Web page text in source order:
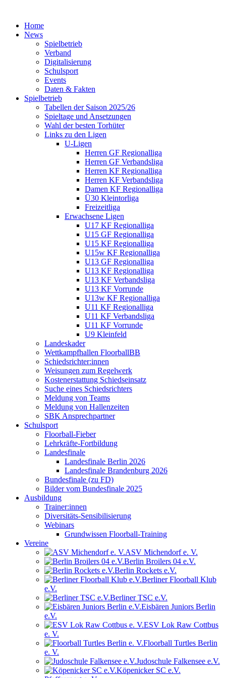
Home
News
Spielbetrieb
Verband
Digitalisierung
Schulsport
Events
Daten & Fakten
Spielbetrieb
Tabellen der Saison 2025/26
Spieltage und Ansetzungen
Wahl der besten Torhüter
Links zu den Ligen
U-Ligen
Herren GF Regionalliga
Herren GF Verbandsliga
Herren KF Regionalliga
Herren KF Verbandsliga
Damen KF Regionalliga
Ü30 Kleintorliga
Freizeitliga
Erwachsene Ligen
U17 KF Regionalliga
U15 GF Regionalliga
U15 KF Regionalliga
U15w KF Regionalliga
U13 GF Regionalliga
U13 KF Regionalliga
U13 KF Verbandsliga
U13 KF Vorrunde
U13w KF Regionalliga
U11 KF Regionalliga
U11 KF Verbandsliga
U11 KF Vorrunde
U9 Kleinfeld
Landeskader
Wettkampfhallen FloorballBB
Schiedsrichter:innen
Weisungen zum Regelwerk
Kostenerstattung Schiedseinsatz
Suche eines Schiedsrichters
Meldung von Teams
Meldung von Hallenzeiten
SBK Ansprechpartner
Schulsport
Floorball-Fieber
Lehrkräfte-Fortbildung
Landesfinale
Landesfinale Berlin 2026
Landesfinale Brandenburg 2026
Bundesfinale (zu FD)
Bilder vom Bundesfinale 2025
Ausbildung
Trainer:innen
Diversitäts-Sensibilisierung
Webinars
Grundwissen Floorball-Training
Vereine
ASV Michendorf e. V.
Berlin Broilers 04 e.V.
Berlin Rockets e.V.
Berliner Floorball Klub
e.V.
Berliner TSC e.V.
Eisbären Juniors Berlin
e.V.
ESV Lok Raw Cottbus
e. V.
Floorball Turtles Berlin
e. V.
Judoschule Falkensee e.V.
Köpenicker SC e.V.